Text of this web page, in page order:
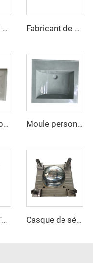
Fabricant de Taizhou, plateau de douche anti-dérapant durable, outil de moule de base de plateau de douche OEM Fabricant de Taizhou, plateau de douche anti-dérapant durable, outil de moule de base de plateau de douche OEM
Moule pour panneau d'eau SMC à la vente, moule de compression SMC avec prix compétitif Moule personnalisé pour bac à laver intégré en SMC avec plateau à laver
Fabricant à Taizhou moule de thermoformage en plastique plateau de douche
Casque de sécurité tactique PE et aramide résistant à la coupe, haute résistance, casque tactique de protection